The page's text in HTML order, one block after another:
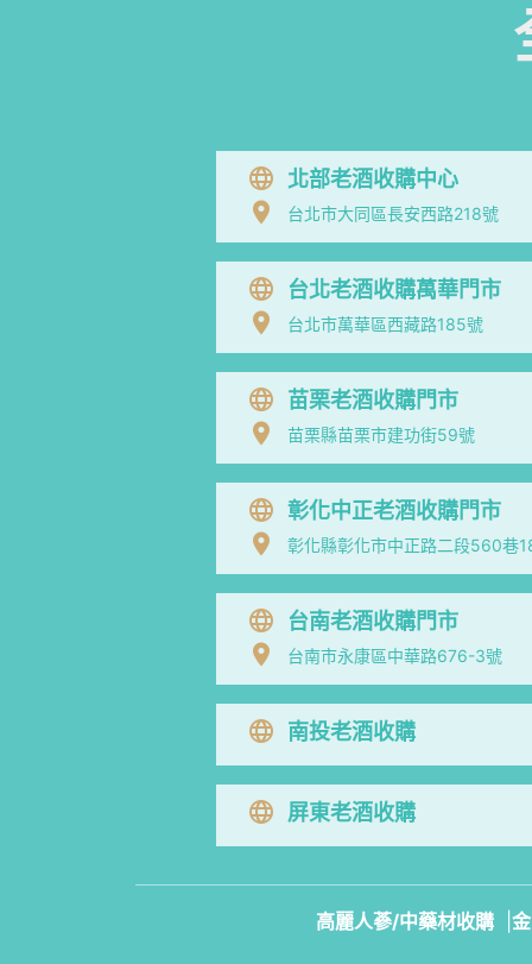
北部老酒收購中心
台北市大同區長安西路218號
台北老酒收購萬華門市
台北市萬華區西藏路185號
苗栗老酒收購門市
苗栗縣苗栗市建功街59號
彰化中正老酒收購門市
彰化縣彰化市中正路二段560巷
台南老酒收購門市
台南市永康區中華路676-3號
南投老酒收購
屏東老酒收購
高麗人蔘/中藥材收購